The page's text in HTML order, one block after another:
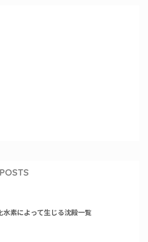
水素によって生じる沈殿一覧